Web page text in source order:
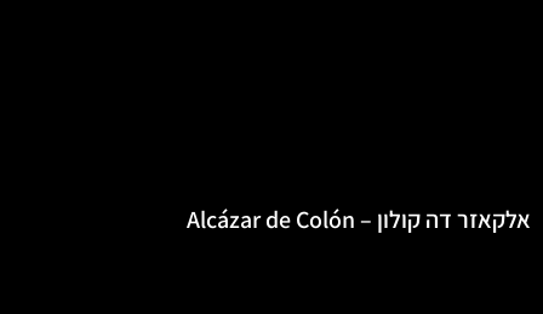
אלקאזר דה קולון – Alcázar de Colón